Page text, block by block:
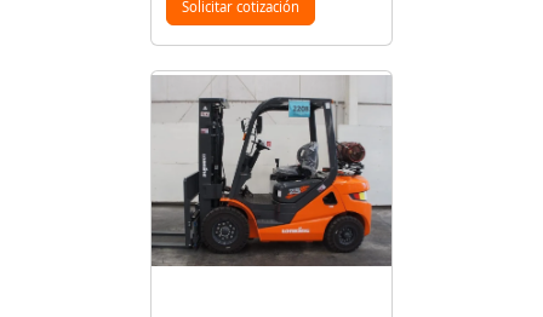
Solicitar cotización